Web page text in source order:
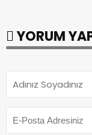
YORUM